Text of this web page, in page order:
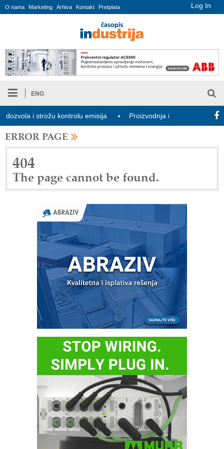
Log In
O nama Marketing Arhiva Kontakt Pretplata
ENG
i strožu kontrolu emisija Proizvodnja iC7 Hybrid 1500
ERROR PAGE
404
The page cannot be found.